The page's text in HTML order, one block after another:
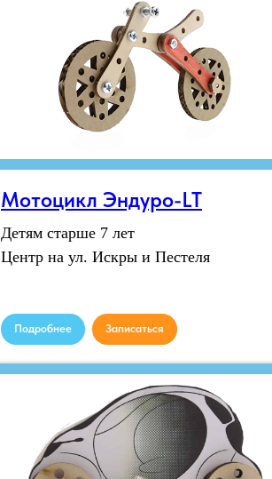
Мотоцикл Эндуро-LT
Детям старше 7 лет
Центр на ул. Искры и Пестеля
Подробнее Записаться